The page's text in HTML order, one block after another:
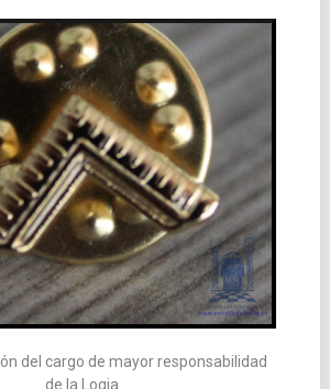
del cargo de mayor responsabilidad
de la Logia.